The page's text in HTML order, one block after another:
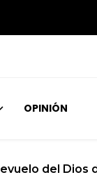
OPINIÓN
del Dios